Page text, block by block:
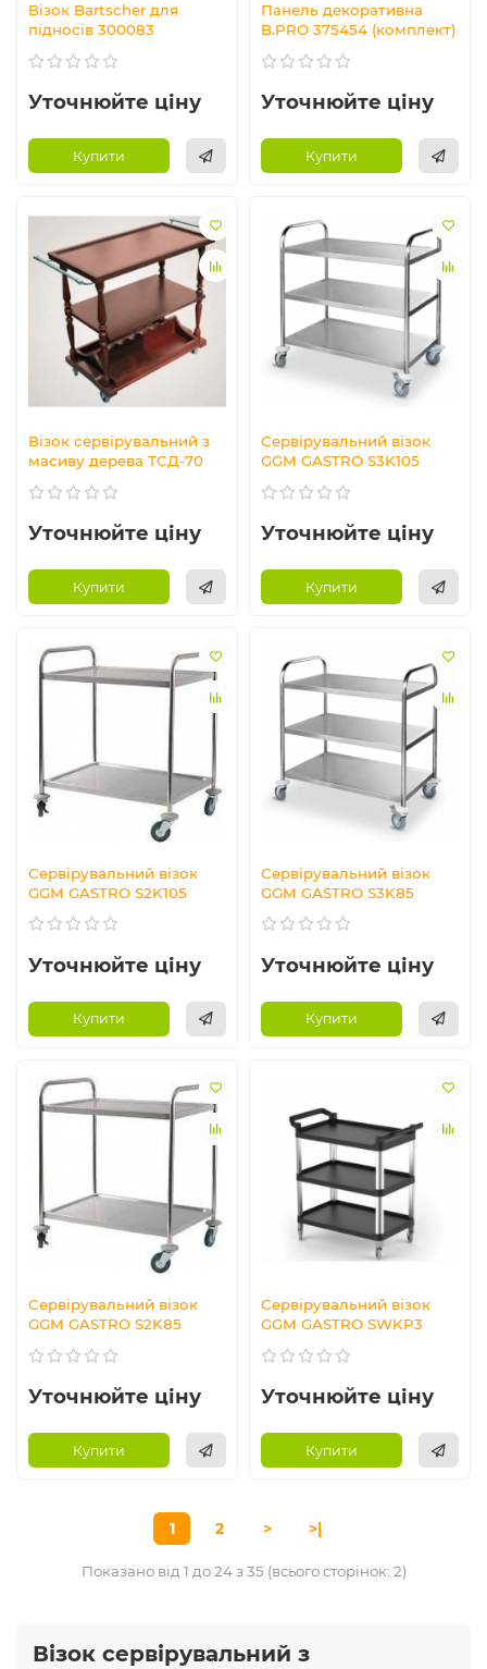
Візок Bartscher для
підносів 300083
Уточнюйте ціну
Купити
Панель декоративна
B.PRO 375454 (комплект)
Уточнюйте ціну
Купити
Візок сервірувальний з
масиву дерева ТСД-70
Уточнюйте ціну
Купити
Сервірувальний візок
GGM GASTRO S3K105
Уточнюйте ціну
Купити
Сервірувальний візок
GGM GASTRO S2K105
Уточнюйте ціну
Купити
Сервірувальний візок
GGM GASTRO S3K85
Уточнюйте ціну
Купити
Сервірувальний візок
GGM GASTRO S2K85
Уточнюйте ціну
Купити
Сервірувальний візок
GGM GASTRO SWKP3
Уточнюйте ціну
Купити
1 2 > >|
Показано від 1 до 24 з 35 (всього сторінок: 2)
Візок сервірувальний з